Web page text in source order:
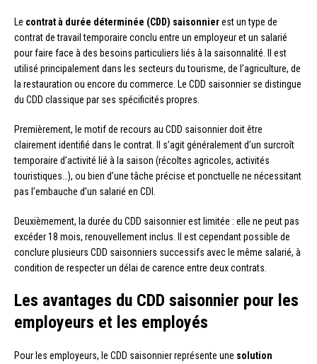
Le contrat à durée déterminée (CDD) saisonnierest un type de
contrat de travail temporaire conclu entre un employeur et un salarié
pour faire face à des besoins particuliers liés à la saisonnalité. Il est
utilisé principalement dans les secteurs du tourisme, de l’agriculture, de
la restauration ou encore du commerce. Le CDD saisonnier se distingue
du CDD classique par ses spécificités propres.
Premièrement, le motif de recours au CDD saisonnier doit être
clairement identifié dans le contrat. Il s’agit généralement d’un surcroît
temporaire d’activité lié à la saison (récoltes agricoles, activités
touristiques…), ou bien d’une tâche précise et ponctuelle ne nécessitant
pas l’embauche d’un salarié en CDI.
Deuxièmement, la durée du CDD saisonnier est limitée : elle ne peut pas
excéder 18 mois, renouvellement inclus. Il est cependant possible de
conclure plusieurs CDD saisonniers successifs avec le même salarié, à
condition de respecter un délai de carence entre deux contrats.
Les avantages du CDD saisonnier pour les
employeurs et les employés
Pour les employeurs, le CDD saisonnier représente une solution